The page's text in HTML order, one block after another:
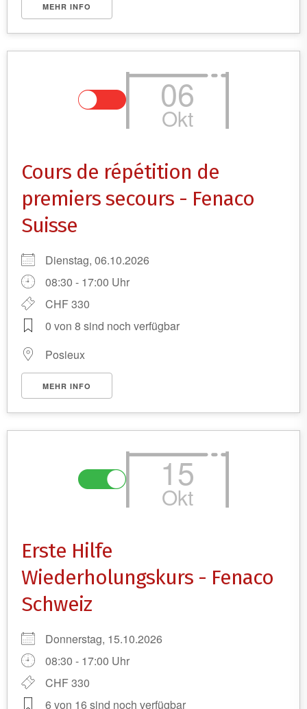
MEHR INFO
06
Okt
Cours de répétition de
premiers secours - Fenaco
Suisse
Dienstag, 06.10.2026
08:30 - 17:00 Uhr
CHF 330
0 von 8 sind noch verfügbar
Posieux
MEHR INFO
15
Okt
Erste Hilfe
Wiederholungskurs - Fenaco
Schweiz
Donnerstag, 15.10.2026
08:30 - 17:00 Uhr
CHF 330
6 von 16 sind noch verfügbar